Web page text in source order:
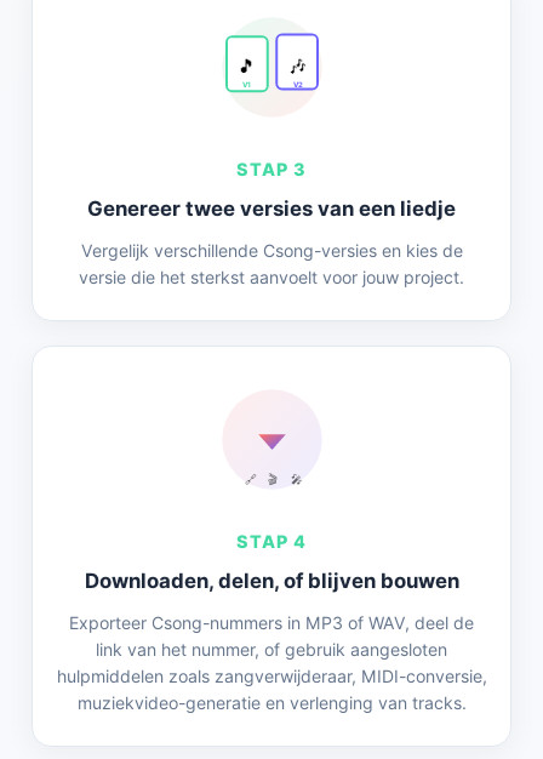
🎵
V1
🎶
V2
STAP 3
Genereer twee versies van een liedje
Vergelijk verschillende Csong-versies en kies de
versie die het sterkst aanvoelt voor jouw project.
🔗 🎬 🎤
STAP 4
Downloaden, delen, of blijven bouwen
Exporteer Csong-nummers in MP3 of WAV, deel de
link van het nummer, of gebruik aangesloten
hulpmiddelen zoals zangverwijderaar, MIDI-conversie,
muziekvideo-generatie en verlenging van tracks.